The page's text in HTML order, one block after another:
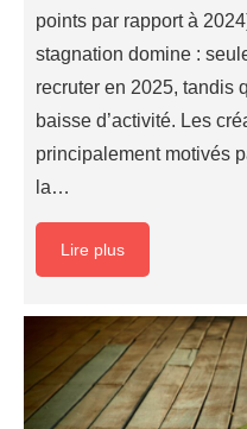
points par rapport à
stagnation domine :
recruter en 2025, tandis
baisse d’activité. Les
principalement motivés
la…
Lire plus